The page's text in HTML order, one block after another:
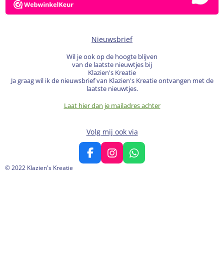
Nieuwsbrief
Wil je ook op de hoogte blijven
van de laatste nieuwtjes bij
Klazien's Kreatie
Ja graag wil ik de nieuwsbrief van Klazien's Kreatie ontvangen met de
laatste nieuwtjes.
Laat hier dan je mailadres achter
Volg mij ook via
F
a
I
n
W
h
© 2022 Klazien's Kreatie